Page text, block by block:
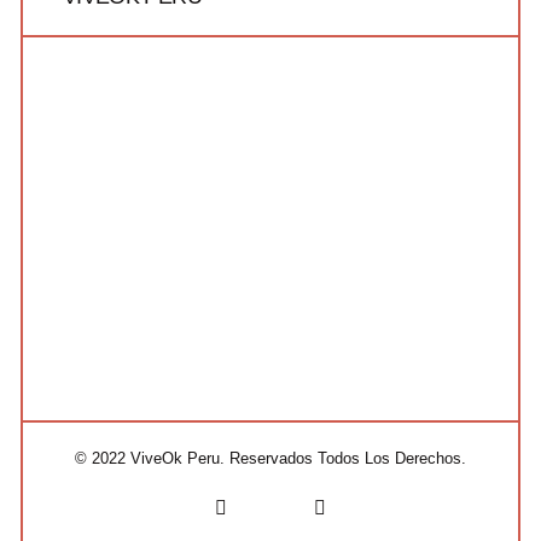
© 2022 ViveOk Peru. Reservados Todos Los Derechos.